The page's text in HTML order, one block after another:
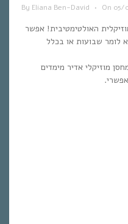
By Eliana Ben-David • On 05/
האולטימטיבית! אפשר
לומר שבועות או בכלל
מוזיקלי אדיר מימדים